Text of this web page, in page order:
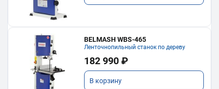
BELMASH WBS-465
Ленточнопильный станок по дереву
182 990 ₽
В корзину